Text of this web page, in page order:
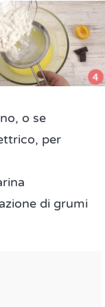
o se
per
di grumi